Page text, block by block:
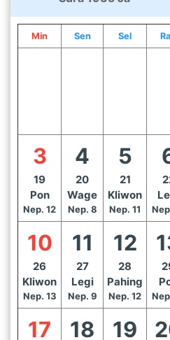
Min Sen Sel
3
19
Pon
Nep. 12
4
20
Wage
Nep. 8
5
21
Kliwon
Nep. 11
10
26
Kliwon
Nep. 13
11
27
Legi
Nep. 9
12
28
Pahing
Nep. 12
17 18 19